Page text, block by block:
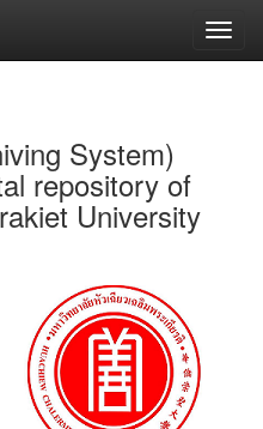
System)
repository of
University